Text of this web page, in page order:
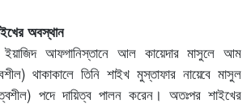
অবস্থান
আফগানিস্তানে আল কায়েদার মাসুলে আম
থাকাকালে তিনি শাইখ মুস্তাফার নায়েবে মাসুল
পদে দায়িত্ব পালন করেন। অতঃপর শাইখের